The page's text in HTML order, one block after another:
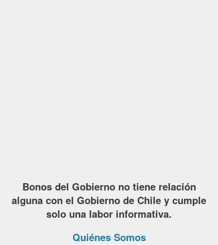
Bonos del Gobierno no tiene relación
alguna con el Gobierno de Chile y cumple
solo una labor informativa.
Quiénes Somos